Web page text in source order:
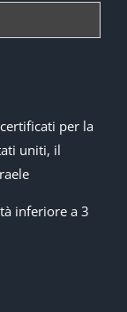
per la
uniti, il
inferiore a 3